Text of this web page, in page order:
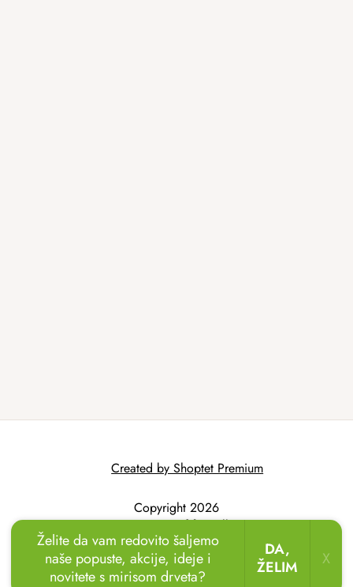
Uživajte u odmoru u vrtu!Drvene ležaljke
sada uz popust
Created by Shoptet Premium
Copyright 2026
AtmoWood.hr. All
rights reserved.
Želite da vam redovito šaljemo
naše popuste, akcije, ideje i
novitete s mirisom drveta?
DA,
ŽELIM
X